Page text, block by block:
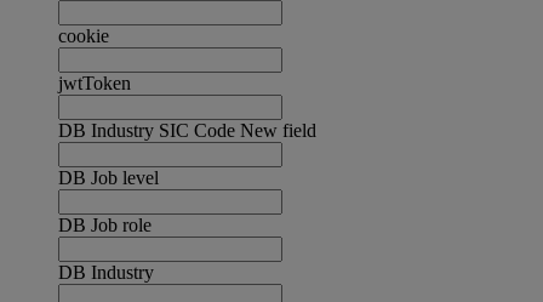
cookie
jwtToken
DB Industry SIC Code New field
DB Job level
DB Job role
DB Industry